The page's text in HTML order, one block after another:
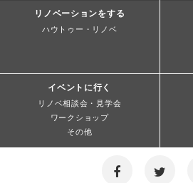
リノベーションをする
ハウトゥー・リノベ
イベントに行く
リノベ相談会・見学会
ワークショップ
その他